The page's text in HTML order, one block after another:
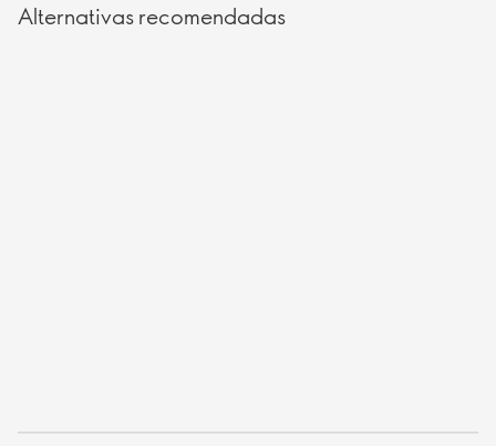
Alternativas recomendadas